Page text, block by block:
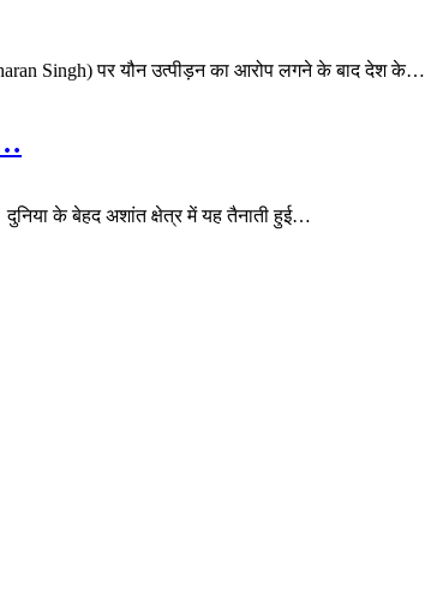
Singh) पर यौन उत्पीड़न का आरोप लगने के बाद देश के…
के बेहद अशांत क्षेत्र में यह तैनाती हुई…